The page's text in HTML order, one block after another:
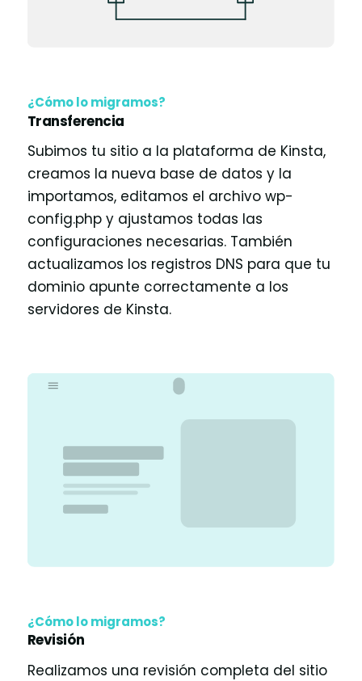
¿Cómo lo migramos?
Transferencia
Subimos tu sitio a la plataforma de Kinsta,
creamos la nueva base de datos y la
importamos, editamos el archivo wp-
config.php y ajustamos todas las
configuraciones necesarias. También
actualizamos los registros DNS para que tu
dominio apunte correctamente a los
servidores de Kinsta.
¿Cómo lo migramos?
Revisión
Realizamos una revisión completa del sitio